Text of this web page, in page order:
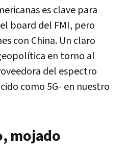
es clave para
board del FMI, pero
con China. Un claro
en torno al
del espectro
como 5G- en nuestro
mojado